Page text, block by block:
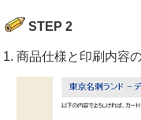
STEP 2
商品仕様と印刷内容